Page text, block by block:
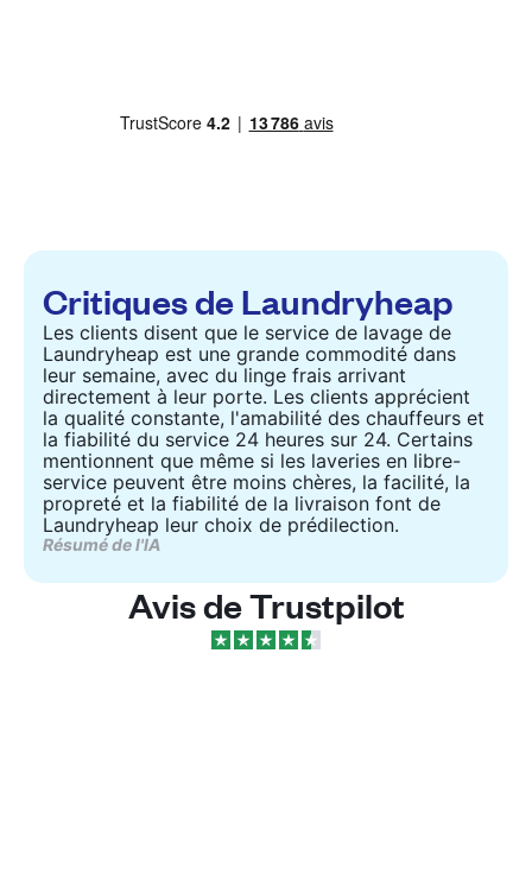
Critiques de Laundryheap
Les clients disent que le service de lavage de
Laundryheap est une grande commodité dans
leur semaine, avec du linge frais arrivant
directement à leur porte. Les clients apprécient
la qualité constante, l'amabilité des chauffeurs et
la fiabilité du service 24 heures sur 24. Certains
mentionnent que même si les laveries en libre-
service peuvent être moins chères, la facilité, la
propreté et la fiabilité de la livraison font de
Laundryheap leur choix de prédilection.
Résumé de l'IA
Avis de Trustpilot